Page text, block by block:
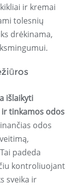
ir kremai
tolesnių
drėkinama,
išlaikyti
tinkamos odos
odos
padeda
kontroliuojant
sveika ir